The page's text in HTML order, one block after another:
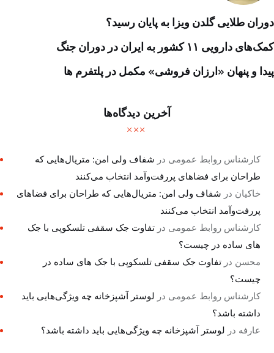
دوران طلایی گلدن ویزا به پایان رسید؟
کمک‌های دارویی ۱۱ کشور به ایران در دوران جنگ
پیدا و پنهان «ارزان فروشی» مکمل در پلتفرم ها
آخرین دیدگاه‌ها
کارشناس روابط عمومی در شفاف ولی امن: متریال‌هایی که
طراحان برای فضاهای پررفت‌وآمد انتخاب می‌کنند
خاکیان در شفاف ولی امن: متریال‌هایی که طراحان برای فضاهای
پررفت‌وآمد انتخاب می‌کنند
کارشناس روابط عمومی درتفاوت جک سقفی تلسکوپی با جک
های ساده در چیست؟
محسن درتفاوت جک سقفی تلسکوپی با جک های ساده در
چیست؟
کارشناس روابط عمومی در لوستر آشپزخانه چه ویژگی‌هایی باید
داشته باشد؟
عارفه در لوستر آشپزخانه چه ویژگی‌هایی باید داشته باشد؟